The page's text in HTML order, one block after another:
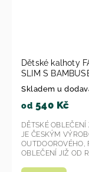
Dětské kalhoty
SLIM S
Skladem u
od 540 Kč
DĚTSKÉ
JE ČESKÝM
OUTDOOROVÉHO,
OBLEČENÍ JIŽ OD